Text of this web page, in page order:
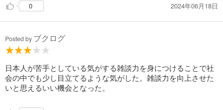
0 2024年06月18日
Posted by ブクログ
日本人が苦手としている気がする雑談力を身につけることで社
会の中でも少し目立てるような気がした。雑談力を向上させた
いと思えるいい機会となった。